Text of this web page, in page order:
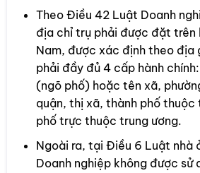
Theo Điều 42 Luật Doanh
địa chỉ trụ phải được đặt trên
Nam, được xác định theo địa
phải đầy đủ 4 cấp hành
(ngõ phố) hoặc tên xã,
quận, thị xã, thành phố thuộc
phố trực thuộc trung ương.
Ngoài ra, tại Điều 6 Luật nhà
Doanh nghiệp không được sử